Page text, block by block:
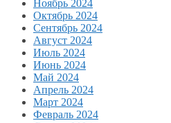
Ноябрь 2024
Октябрь 2024
Сентябрь 2024
Август 2024
Июль 2024
Июнь 2024
Май 2024
Апрель 2024
Март 2024
Февраль 2024